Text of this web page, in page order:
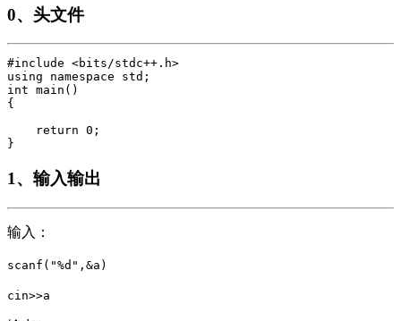
0、头文件
#include <bits/stdc++.h>
using namespace std;
int main()
{
    return 0;
1、输入输出
输入：
scanf("%d",&a)
cin>>a